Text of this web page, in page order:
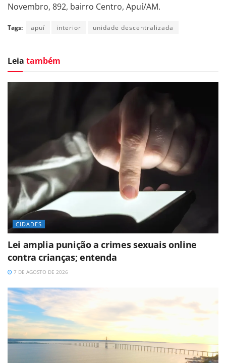
Novembro, 892, bairro Centro, Apuí/AM.
Tags: apuí interior unidade descentralizada
Leia também
CIDADES
Lei amplia punição a crimes sexuais online
contra crianças; entenda
7 DE AGOSTO DE 2026